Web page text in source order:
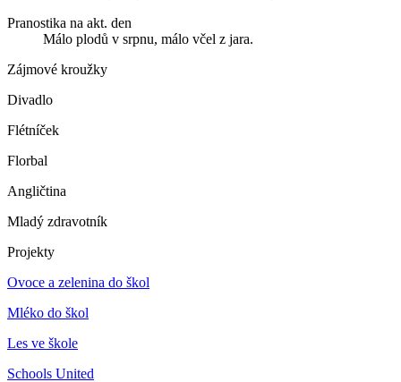
Pranostika na akt. den
Málo plodů v srpnu, málo včel z jara.
Zájmové kroužky
Divadlo
Flétníček
Florbal
Angličtina
Mladý zdravotník
Projekty
Ovoce a zelenina do škol
Mléko do škol
Les ve škole
Schools United